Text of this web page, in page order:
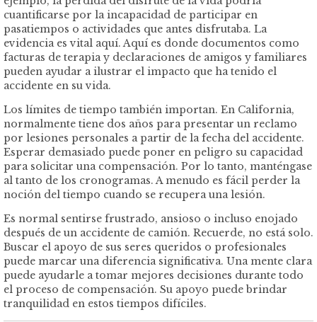
cuantificarse por la incapacidad de participar en
pasatiempos o actividades que antes disfrutaba. La
evidencia es vital aquí. Aquí es donde documentos como
facturas de terapia y declaraciones de amigos y familiares
pueden ayudar a ilustrar el impacto que ha tenido el
accidente en su vida.
Los límites de tiempo también importan. En California,
normalmente tiene dos años para presentar un reclamo
por lesiones personales a partir de la fecha del accidente.
Esperar demasiado puede poner en peligro su capacidad
para solicitar una compensación. Por lo tanto, manténgase
al tanto de los cronogramas. A menudo es fácil perder la
noción del tiempo cuando se recupera una lesión.
Es normal sentirse frustrado, ansioso o incluso enojado
después de un accidente de camión. Recuerde, no está solo.
Buscar el apoyo de sus seres queridos o profesionales
puede marcar una diferencia significativa. Una mente clara
puede ayudarle a tomar mejores decisiones durante todo
el proceso de compensación. Su apoyo puede brindar
tranquilidad en estos tiempos difíciles.